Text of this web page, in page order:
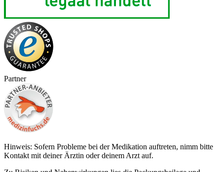
Partner
Hinweis: Sofern Probleme bei der Medikation auftreten, nimm bitte
Kontakt mit deiner Ärztin oder deinem Arzt auf.